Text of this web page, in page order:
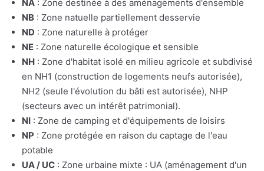
NA : Zone destinée à des aménagements d'ensemble
NB : Zone natuelle partiellement desservie
ND : Zone naturelle à protéger
NE : Zone naturelle écologique et sensible
NH : Zone d'habitat isolé en milieu agricole et subdivisé
en NH1 (construction de logements neufs autorisée),
NH2 (seule l'évolution du bâti est autorisée), NHP
(secteurs avec un intérêt patrimonial).
NI : Zone de camping et d'équipements de loisirs
NP : Zone protégée en raison du captage de l'eau
potable
UA / UC : Zone urbaine mixte : UA (aménagement d'un